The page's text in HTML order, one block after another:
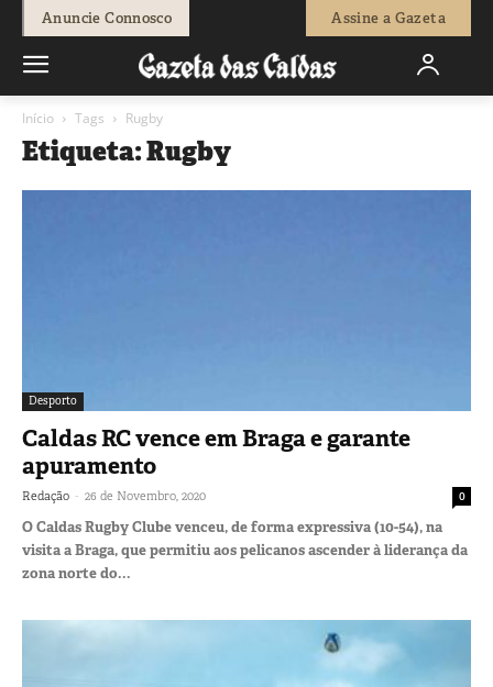
Anuncie Connosco Assine a Gazeta
Início Tags Rugby
Etiqueta: Rugby
Desporto
Caldas RC vence em Braga e garante
apuramento
Redação - 26 de Novembro, 2020 0
O Caldas Rugby Clube venceu, de forma expressiva (10-54), na
visita a Braga, que permitiu aos pelicanos ascender à liderança da
zona norte do...